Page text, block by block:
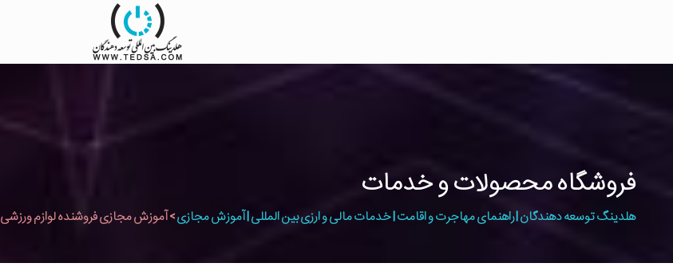
فروشگاه محصولات و خدمات
هلدینگ توسعه دهندگان | راهنمای مهاجرت و اقامت | خدمات مالی و ارزی بین المللی | آموزش مجازی>آموزش مجازی فروشنده لوازم ورزشی Sports Equipment Dealer E-learning